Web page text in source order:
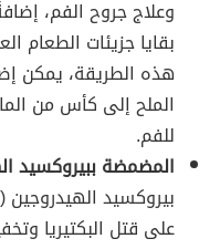
وعلاج جروح الفم،
بقايا جزيئات الطعام
هذه الطريقة، يمكن
الملح إلى كأس من
للفم.
المضمضة ببيروكسيد
على قتل البكتيريا